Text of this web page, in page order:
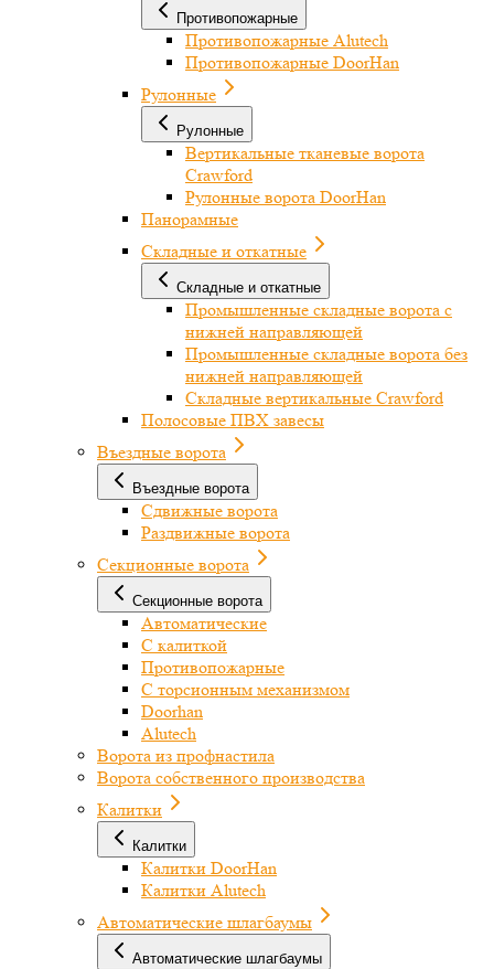
Противопожарные
Противопожарные Alutech
Противопожарные DoorHan
Рулонные
Рулонные
Вертикальные тканевые ворота
Crawford
Рулонные ворота DoorHan
Панорамные
Складные и откатные
Складные и откатные
Промышленные складные ворота с
нижней направляющей
Промышленные складные ворота без
нижней направляющей
Складные вертикальные Crawford
Полосовые ПВХ завесы
Въездные ворота
Въездные ворота
Сдвижные ворота
Раздвижные ворота
Секционные ворота
Секционные ворота
Автоматические
С калиткой
Противопожарные
С торсионным механизмом
Doorhan
Alutech
Ворота из профнастила
Ворота собственного производства
Калитки
Калитки
Калитки DoorHan
Калитки Alutech
Автоматические шлагбаумы
Автоматические шлагбаумы